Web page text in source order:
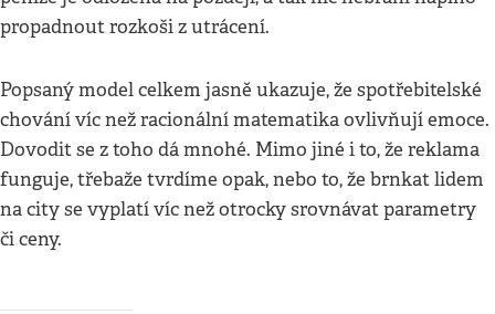
propadnout rozkoši z utrácení.
Popsaný model celkem jasně ukazuje, že spotřebitelské
chování víc než racionální matematika ovlivňují emoce.
Dovodit se z toho dá mnohé. Mimo jiné i to, že reklama
funguje, třebaže tvrdíme opak, nebo to, že brnkat lidem
na city se vyplatí víc než otrocky srovnávat parametry
či ceny.